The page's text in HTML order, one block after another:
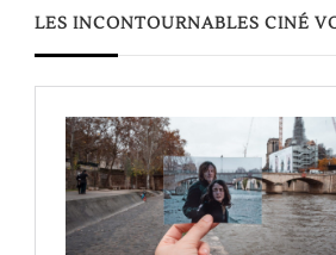
LES INCONTOURNABLES CINÉ